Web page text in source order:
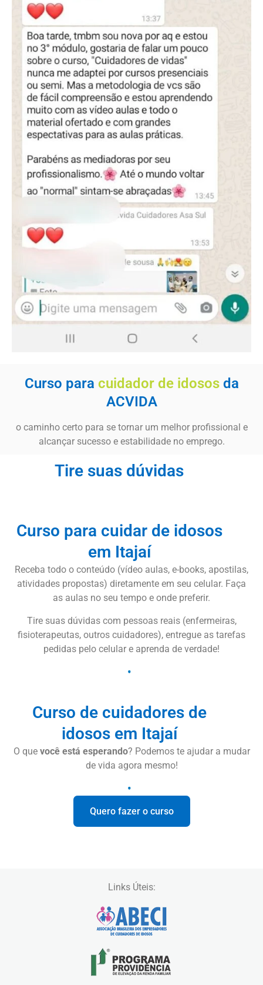
Curso para cuidador de idosos da
ACVIDA
o caminho certo para se tornar um melhor profissional e
alcançar sucesso e estabilidade no emprego.
Tire suas dúvidas
Curso para cuidar de idosos
em Itajaí
Receba todo o conteúdo (vídeo aulas, e-books, apostilas,
atividades propostas) diretamente em seu celular. Faça
as aulas no seu tempo e onde preferir.
Tire suas dúvidas com pessoas reais (enfermeiras,
fisioterapeutas, outros cuidadores), entregue as tarefas
pedidas pelo celular e aprenda de verdade!
Curso de cuidadores de
idosos em Itajaí
O que você está esperando? Podemos te ajudar a mudar
de vida agora mesmo!
Quero fazer o curso
Links Úteis: